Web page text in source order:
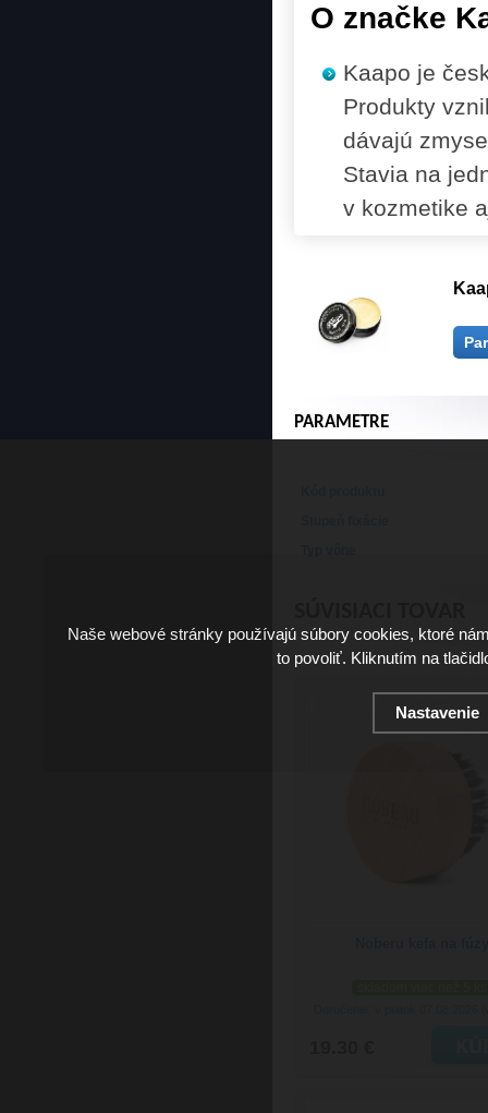
O značke
Kaapo je
Produkty
dávajú
Stavia na
v kozmetike
PARAMETRE
Naše webové stránky používajú súbory cookies, ktoré
to povoliť. Kliknutím na
Nastavenie